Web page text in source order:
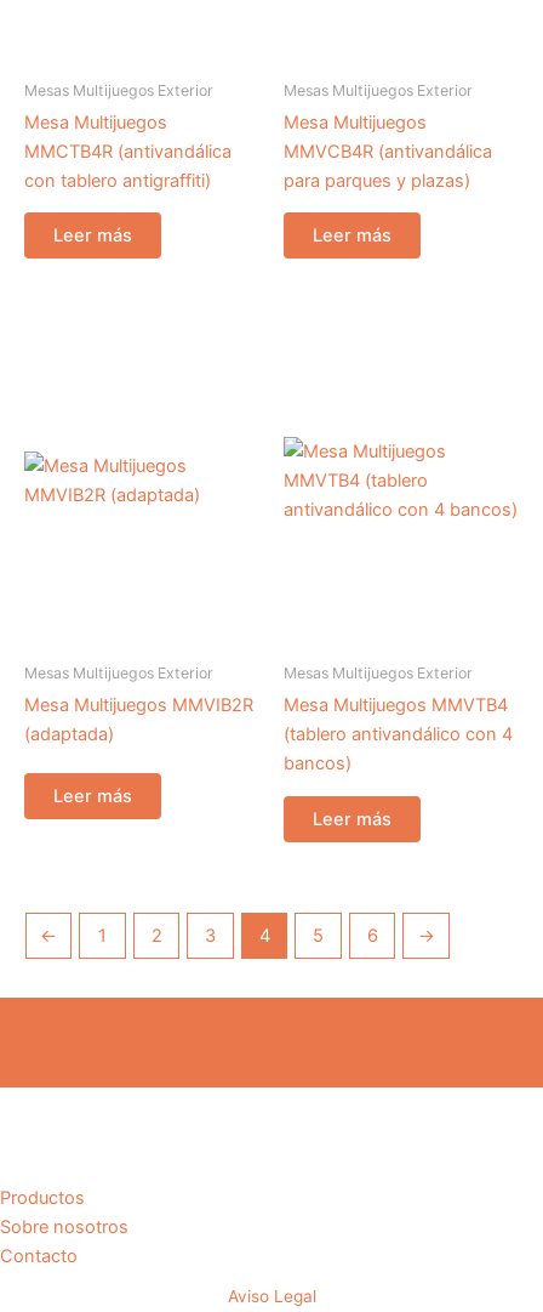
Mesas Multijuegos Exterior
Mesa Multijuegos
MMCTB4R (antivandálica
con tablero antigraffiti)
Leer más
Mesas Multijuegos Exterior
Mesa Multijuegos
MMVCB4R (antivandálica
para parques y plazas)
Leer más
Mesas Multijuegos Exterior
Mesa Multijuegos MMVIB2R
(adaptada)
Leer más
Mesas Multijuegos Exterior
Mesa Multijuegos MMVTB4
(tablero antivandálico con 4
bancos)
Leer más
← 1 2 3 4 5 6 →
Productos
Sobre nosotros
Contacto
Aviso Legal